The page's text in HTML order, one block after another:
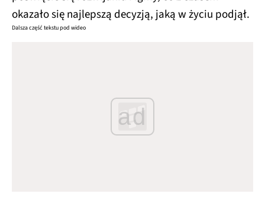
okazało się najlepszą decyzją, jaką w życiu podjął.
Dalsza część tekstu pod wideo
ad